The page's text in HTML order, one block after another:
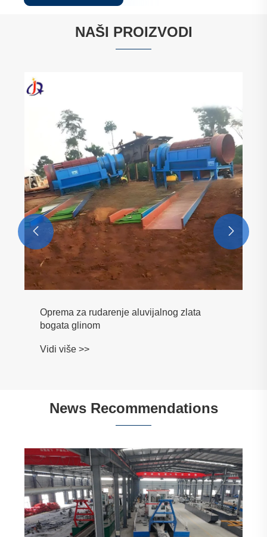
NAŠI PROIZVODI
Dizel hidraulični rezač usisni bager za
bagerovanje
Vidi više >>
 
News Recommendations
Jinqi vibrirajuća jedinica za sijanje i pranje
je uspješno isporučena, podržavajući
efikasnu proizvodnju prerade minerala.
Vidi više >>